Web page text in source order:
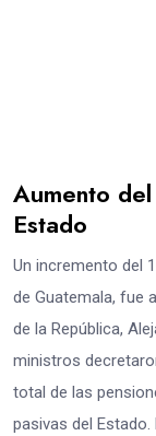
Aumento
Estado
Un incremento del
de Guatemala, fue
de la República,
ministros
total de las
pasivas del